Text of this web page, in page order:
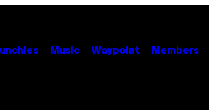
Music Waypoint Members